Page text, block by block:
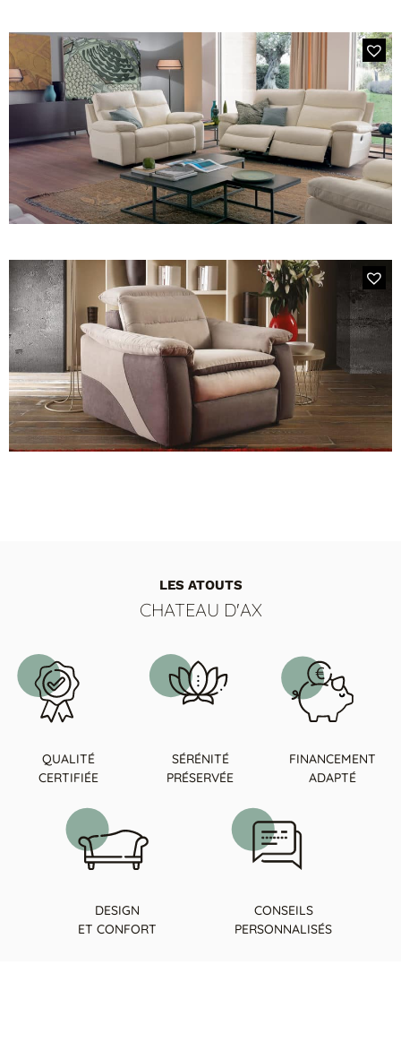
344E ANGLE
Canapé d'angle panoramique Gris & Blanc
MODÈLE 699E
Canapé Relax 3 Places Cuir Crème
LES ATOUTS
CHATEAU D'AX
QUALITÉ
CERTIFIÉE
SÉRÉNITÉ
PRÉSERVÉE
FINANCEMENT
ADAPTÉ
DESIGN
ET CONFORT
CONSEILS
PERSONNALISÉS